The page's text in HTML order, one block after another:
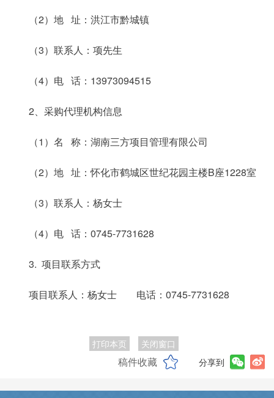
（2）地 址：洪江市黔城镇
（3）联系人：项先生
（4）电 话：13973094515
2、采购代理机构信息
（1）名 称：湖南三方项目管理有限公司
（2）地 址：怀化市鹤城区世纪花园主楼B座1228室
（3）联系人：杨女士
（4）电 话：0745-7731628
3. 项目联系方式
项目联系人：杨女士 电话：0745-7731628
打印本页 关闭窗口
稿件收藏 分享到